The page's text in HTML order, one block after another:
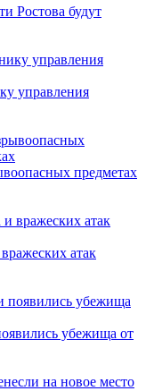
Ростова будут
управления
предметах
атак
убежища от